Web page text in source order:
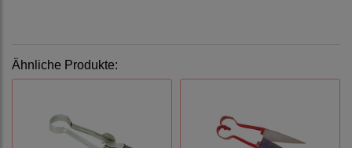
Ähnliche Produkte: